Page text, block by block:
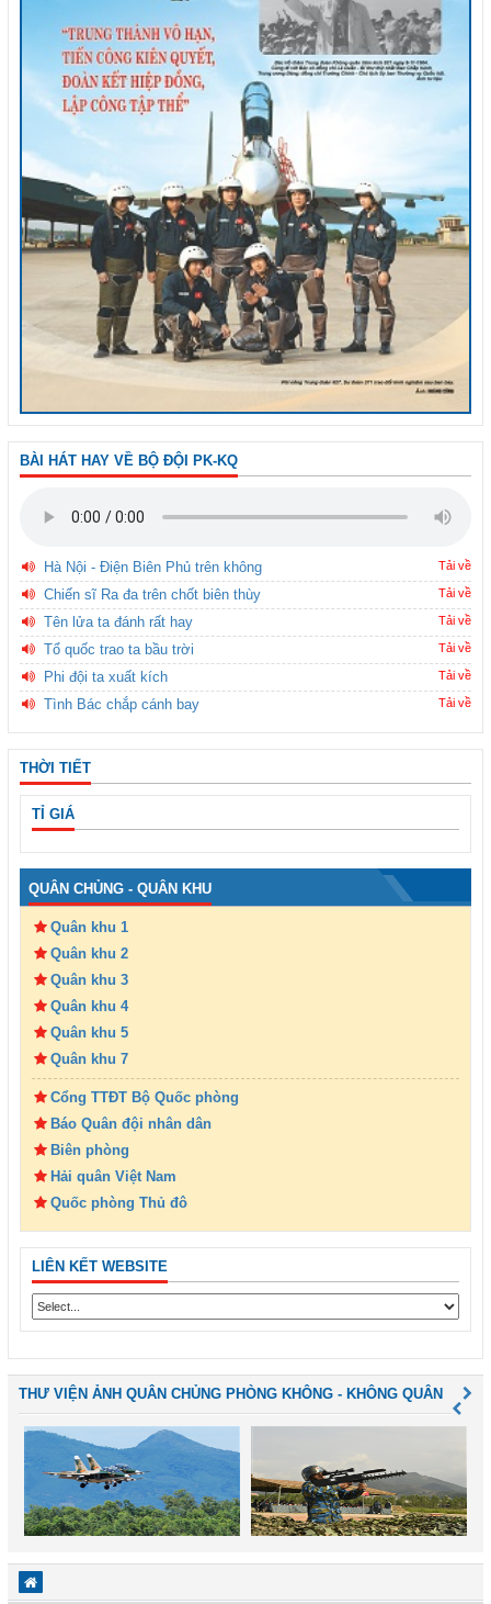
BÀI HÁT HAY VỀ BỘ ĐỘI PK-KQ
Hà Nội - Điện Biên Phủ trên không Tải về
Chiến sĩ Ra đa trên chốt biên thùy Tải về
Tên lửa ta đánh rất hay Tải về
Tổ quốc trao ta bầu trời Tải về
Phi đội ta xuất kích Tải về
Tình Bác chắp cánh bay Tải về
THỜI TIẾT
TỈ GIÁ
QUÂN CHỦNG - QUÂN KHU
Quân khu 1
Quân khu 2
Quân khu 3
Quân khu 4
Quân khu 5
Quân khu 7
Cổng TTĐT Bộ Quốc phòng
Báo Quân đội nhân dân
Biên phòng
Hải quân Việt Nam
Quốc phòng Thủ đô
LIÊN KẾT WEBSITE
THƯ VIỆN ẢNH QUÂN CHỦNG PHÒNG KHÔNG - KHÔNG QUÂN